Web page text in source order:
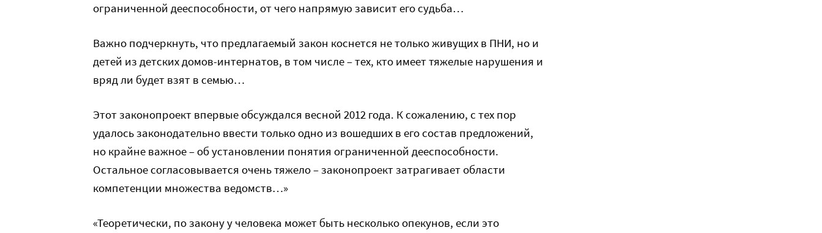
ограниченной дееспособности, от чего напрямую зависит его судьба…
Важно подчеркнуть, что предлагаемый закон коснется не только живущих в ПНИ, но и
детей из детских домов-интернатов, в том числе – тех, кто имеет тяжелые нарушения и
вряд ли будет взят в семью…
Этот законопроект впервые обсуждался весной 2012 года. К сожалению, с тех пор
удалось законодательно ввести только одно из вошедших в его состав предложений,
но крайне важное – об установлении понятия ограниченной дееспособности.
Остальное согласовывается очень тяжело – законопроект затрагивает области
компетенции множества ведомств…»
«Теоретически, по закону у человека может быть несколько опекунов, если это